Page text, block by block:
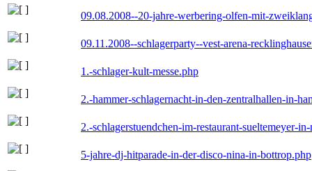
09.08.2008--20-jahre-werbering-olfen-mit-
09.11.2008--schlagerparty--vest-arena-
1.-schlager-kult-messe.php
2.-hammer-schlagernacht-in-den-zentralhallen-in-
2.-schlagerstuendchen-im-restaurant-sueltemeyer-
5-jahre-dj-hitparade-in-der-disco-nina-in-bottrop.php